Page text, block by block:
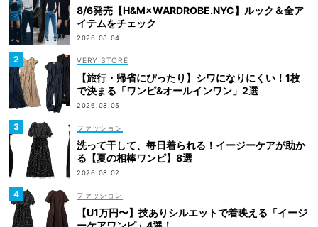
8/6発売【H&M×WARDROBE.NYC】ルック＆全ア
イテムをチェック
2026.08.04
VERY STORE
【旅行・帰省にぴったり】シワになりにくい！1枚
で決まる「ワンピ&オールインワン」2選
2026.08.05
ファッション
洗って干して、毎日着られる！イージーケアが助か
る【夏の相棒ワンピ】8選
2026.08.02
ファッション
【U1万円〜】技ありシルエットで着映える「イージ